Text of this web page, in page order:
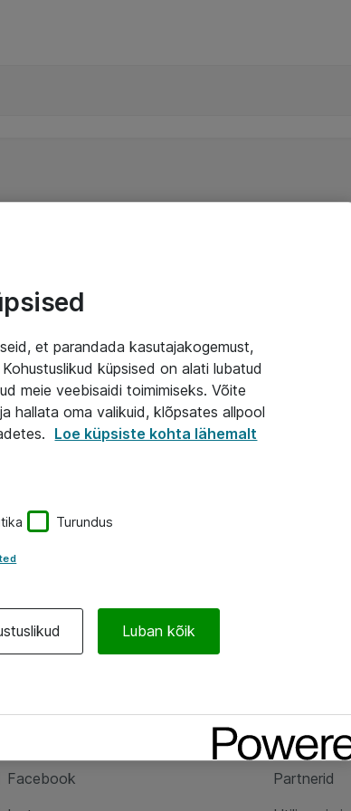
Facebook
Ateast
Partnerid
et parandada kasutajakogemust,
küpsised on alati lubatud
meie veebisaidi toimimiseks. Võite
hallata oma valikuid, klõpsates allpool
Loe küpsiste kohta lähemalt
Turundus
Luban kõik